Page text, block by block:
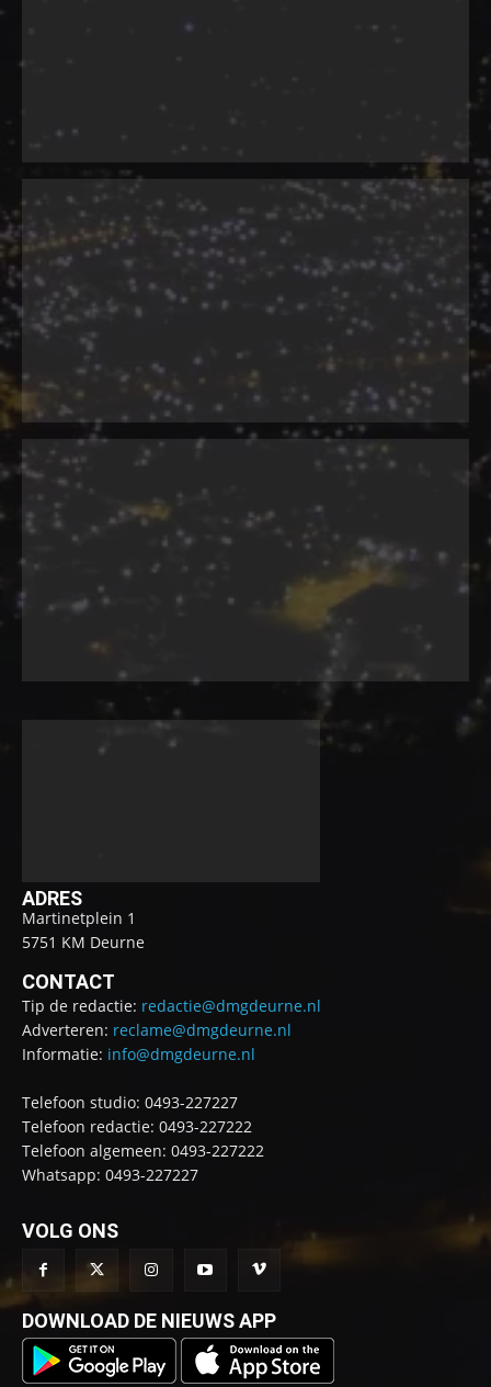
ADRES
Martinetplein 1
5751 KM Deurne
CONTACT
Tip de redactie: redactie@dmgdeurne.nl
Adverteren: reclame@dmgdeurne.nl
Informatie: info@dmgdeurne.nl
Telefoon studio: 0493-227227
Telefoon redactie: 0493-227222
Telefoon algemeen: 0493-227222
Whatsapp: 0493-227227
VOLG ONS
DOWNLOAD DE NIEUWS APP